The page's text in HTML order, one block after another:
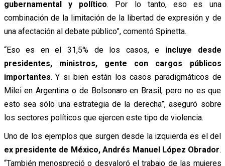
gubernamental y político. Por lo tanto, eso es una
combinación de la limitación de la libertad de expresión y de
una afectación al debate público”, comentó Spinetta.
“Eso es en el 31,5% de los casos, e incluye desde
presidentes, ministros, gente con cargos públicos
importantes. Y si bien están los casos paradigmáticos de
Milei en Argentina o de Bolsonaro en Brasil, pero no es que
esto sea sólo una estrategia de la derecha”, aseguró sobre
los sectores políticos que ejercen este tipo de violencia.
Uno de los ejemplos que surgen desde la izquierda es el del
ex presidente de México, Andrés Manuel López Obrador.
“También menospreció o desvaloró el trabajo de las mujeres